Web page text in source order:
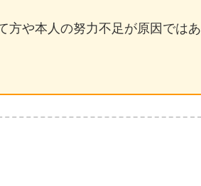
方や本人の努力不足が原因ではあ